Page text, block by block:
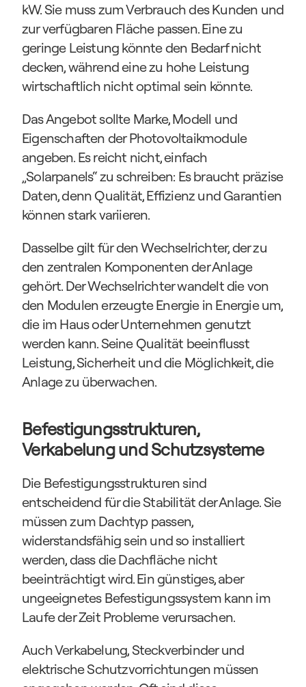
kW. Sie muss zum Verbrauch des Kunden und
zur verfügbaren Fläche passen. Eine zu
geringe Leistung könnte den Bedarf nicht
decken, während eine zu hohe Leistung
wirtschaftlich nicht optimal sein könnte.
Das Angebot sollte Marke, Modell und
Eigenschaften der Photovoltaikmodule
angeben. Es reicht nicht, einfach
„Solarpanels“ zu schreiben: Es braucht präzise
Daten, denn Qualität, Effizienz und Garantien
können stark variieren.
Dasselbe gilt für den Wechselrichter, der zu
den zentralen Komponenten der Anlage
gehört. Der Wechselrichter wandelt die von
den Modulen erzeugte Energie in Energie um,
die im Haus oder Unternehmen genutzt
werden kann. Seine Qualität beeinflusst
Leistung, Sicherheit und die Möglichkeit, die
Anlage zu überwachen.
Befestigungsstrukturen,
Verkabelung und Schutzsysteme
Die Befestigungsstrukturen sind
entscheidend für die Stabilität der Anlage. Sie
müssen zum Dachtyp passen,
widerstandsfähig sein und so installiert
werden, dass die Dachfläche nicht
beeinträchtigt wird. Ein günstiges, aber
ungeeignetes Befestigungssystem kann im
Laufe der Zeit Probleme verursachen.
Auch Verkabelung, Steckverbinder und
elektrische Schutzvorrichtungen müssen